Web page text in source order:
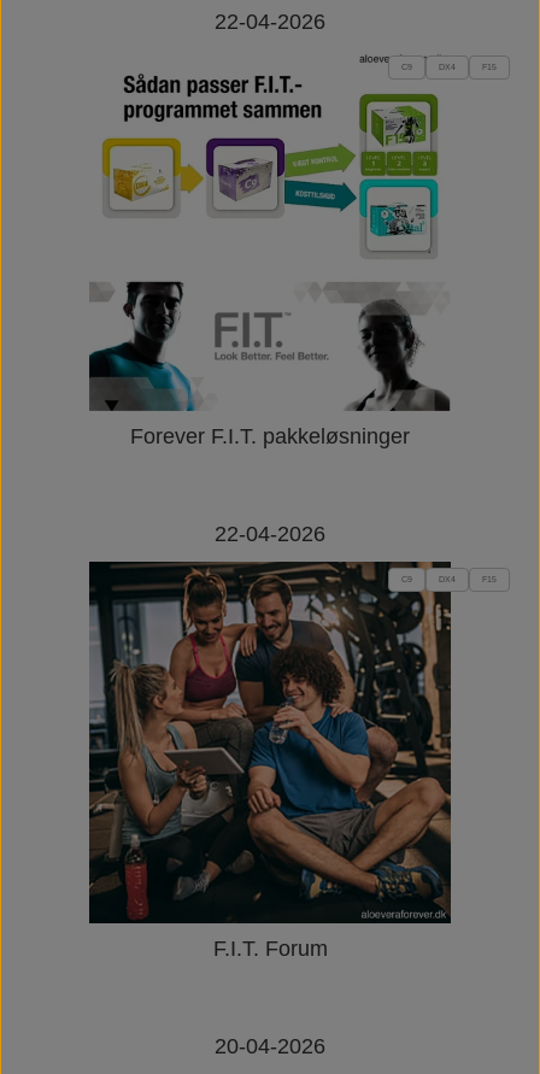
22-04-2026
C9 DX4 F15
Forever F.I.T. pakkeløsninger
22-04-2026
C9 DX4 F15
F.I.T. Forum
20-04-2026